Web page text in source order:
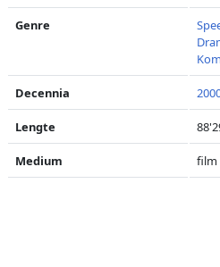
Genre
Decennia
Lengte
Medium film